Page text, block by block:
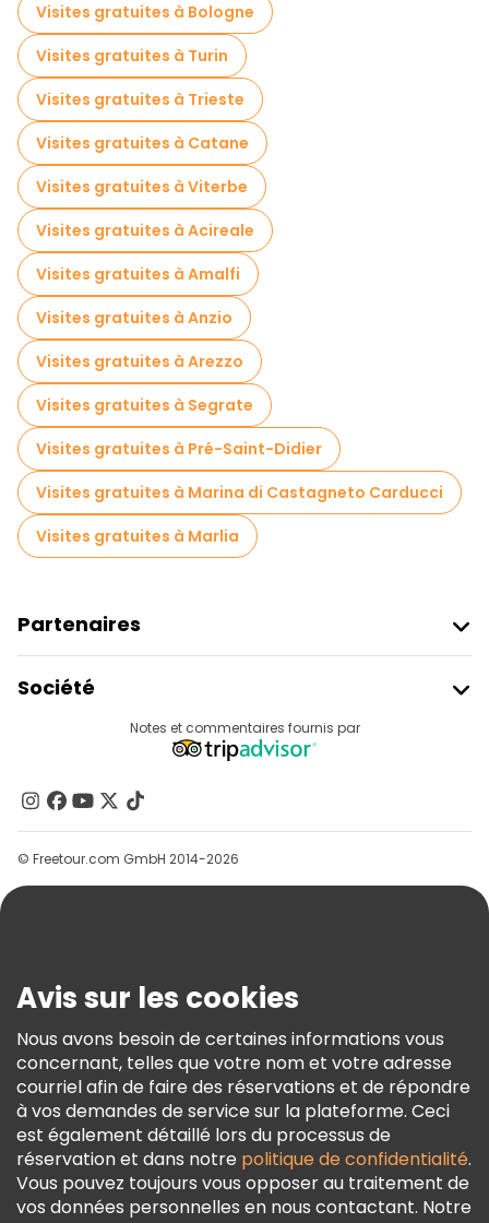
Visites gratuites à proximité Leaning Tower of Pisa
Visites gratuites à proximité Piazza del Duomo
Visites gratuites à proximité Cattedrale di Pisa
Visites gratuites à Bologne
Visites gratuites à Turin
Visites gratuites à Trieste
Visites gratuites à Catane
Visites gratuites à Viterbe
Visites gratuites à Acireale
Visites gratuites à Amalfi
Visites gratuites à Anzio
Visites gratuites à Arezzo
Visites gratuites à Segrate
Visites gratuites à Pré-Saint-Didier
Visites gratuites à Marina di Castagneto Carducci
Visites gratuites à Marlia
Partenaires
Connexion Du Fournisseur
Programme D’affiliation
Société
Contactez-Nous
Groupes
Aide
Conditions Générales Et Mentions Légales
Politique En Matière De Cookies
Freetour Prix
Programme De Fidélité
Notes et commentaires fournis par
© Freetour.com GmbH 2014-2026
Avis sur les cookies
Nous avons besoin de certaines informations vous
concernant, telles que votre nom et votre adresse
courriel afin de faire des réservations et de répondre
à vos demandes de service sur la plateforme. Ceci
est également détaillé lors du processus de
réservation et dans notre politique de confidentialité.
Vous pouvez toujours vous opposer au traitement de
vos données personnelles en nous contactant. Notre